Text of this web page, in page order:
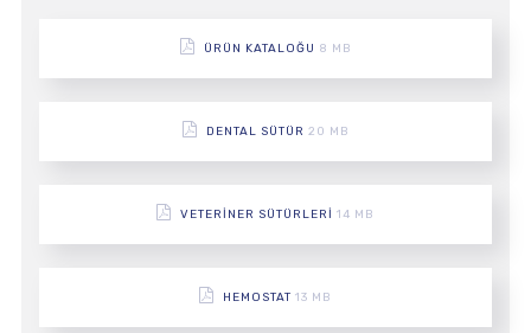
ÜRÜN KATALOĞU 8 MB
DENTAL SÜTÜR 20 MB
VETERINER SÜTÜRLERI 14 MB
HEMOSTAT 13 MB